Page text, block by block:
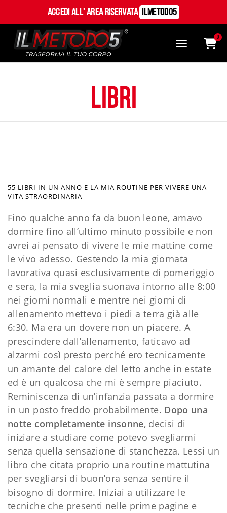
Accedi all' Area Riservata ILMetodo5
0
libri
55 LIBRI IN UN ANNO E LA MIA ROUTINE PER VIVERE UNA
VITA STRAORDINARIA
Fino qualche anno fa da buon leone, amavo
dormire fino all’ultimo minuto possibile e non
avrei ai pensato di vivere le mie mattine come
le vivo adesso. Gestendo la mia giornata
lavorativa quasi esclusivamente di pomeriggio
e sera, la mia sveglia suonava intorno alle 8:00
nei giorni normali e mentre nei giorni di
allenamento mettevo i piedi a terra già alle
6:30. Ma era un dovere non un piacere. A
prescindere dall’allenamento, faticavo ad
alzarmi così presto perché ero tecnicamente
un amante del calore del letto anche in estate
ed è un qualcosa che mi è sempre piaciuto.
Reminiscenza di un’infanzia passata a dormire
in un posto freddo probabilmente. Dopo una
notte completamente insonne, decisi di
iniziare a studiare come potevo svegliarmi
senza quella sensazione di stanchezza. Lessi un
libro che citata proprio una routine mattutina
per svegliarsi di buon’ora senza sentire il
bisogno di dormire. Iniziai a utilizzare le
tecniche che presenti nelle prime pagine e